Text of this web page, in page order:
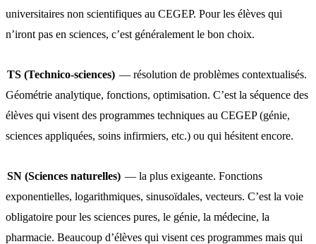
universitaires non scientifiques au CEGEP. Pour les élèves qui
n’iront pas en sciences, c’est généralement le bon choix.
TS (Technico-sciences) — résolution de problèmes contextualisés.
Géométrie analytique, fonctions, optimisation. C’est la séquence des
élèves qui visent des programmes techniques au CEGEP (génie,
sciences appliquées, soins infirmiers, etc.) ou qui hésitent encore.
SN (Sciences naturelles) — la plus exigeante. Fonctions
exponentielles, logarithmiques, sinusoïdales, vecteurs. C’est la voie
obligatoire pour les sciences pures, le génie, la médecine, la
pharmacie. Beaucoup d’élèves qui visent ces programmes mais qui